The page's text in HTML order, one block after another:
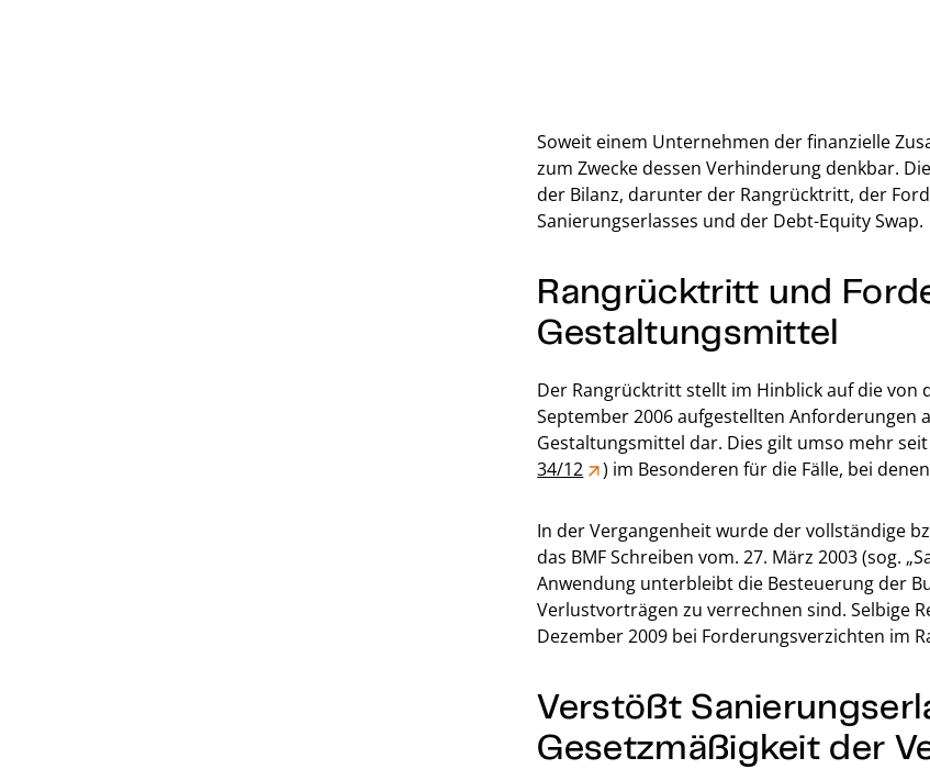
Soweit einem Unternehmen der finanzielle
zum Zwecke dessen Verhinderung denkbar.
der Bilanz, darunter der Rangrücktritt, der
Sanierungserlasses und der Debt-Equity Swap.
Rangrücktritt und
Gestaltungsmittel
Der Rangrücktritt stellt im Hinblick auf die von
September 2006 aufgestellten Anforderungen
Gestaltungsmittel dar. Dies gilt umso mehr
34/12
) im Besonderen für die Fälle, bei
In der Vergangenheit wurde der vollständige
das BMF Schreiben vom. 27. März 2003 (sog.
Anwendung unterbleibt die Besteuerung der
Verlustvorträgen zu verrechnen sind. Selbige
Dezember 2009 bei Forderungsverzichten im
Verstößt
Gesetzmäßigkeit der